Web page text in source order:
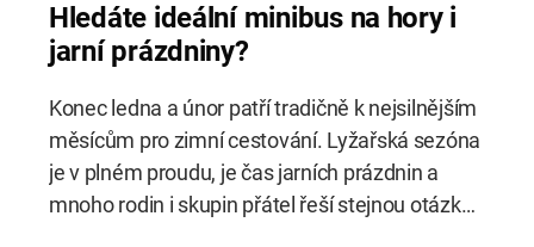
Hledáte ideální minibus na hory i
jarní prázdniny?
Konec ledna a únor patří tradičně k nejsilnějším
měsícům pro zimní cestování. Lyžařská sezóna
je v plném proudu, je čas jarních prázdnin a
mnoho rodin i skupin přátel řeší stejnou otázku